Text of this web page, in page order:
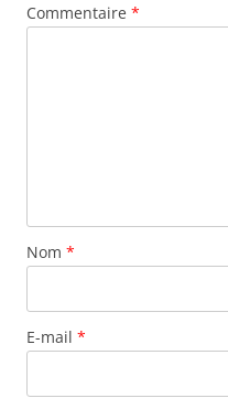
Commentaire *
Nom *
E-mail *